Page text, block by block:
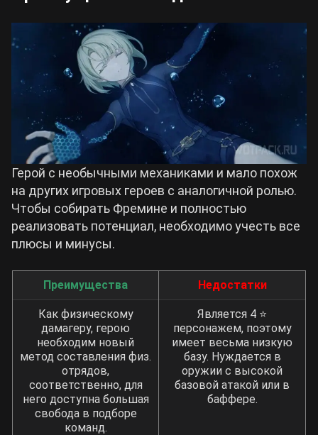
Герой с необычными механиками и мало похож
на других игровых героев с аналогичной ролью.
Чтобы собирать Фремине и полностью
реализовать потенциал, необходимо учесть все
плюсы и минусы.
Преимущества Недостатки
Как физическому
дамагеру, герою
необходим новый
метод составления физ.
отрядов,
соответственно, для
него доступна большая
свобода в подборе
команд.
Является 4 ⭐
персонажем, поэтому
имеет весьма низкую
базу. Нуждается в
оружии с высокой
базовой атакой или в
баффере.